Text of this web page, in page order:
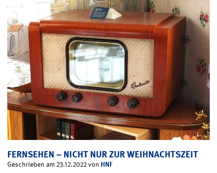
FERNSEHEN – NICHT NUR ZUR WEIHNACHTSZEIT
Geschrieben am 23.12.2022 von HNF